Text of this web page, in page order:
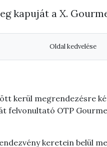
kapuját a X.
Oldal kedvelése
kerül megrendezésre
felvonultató OTP
keretein belül